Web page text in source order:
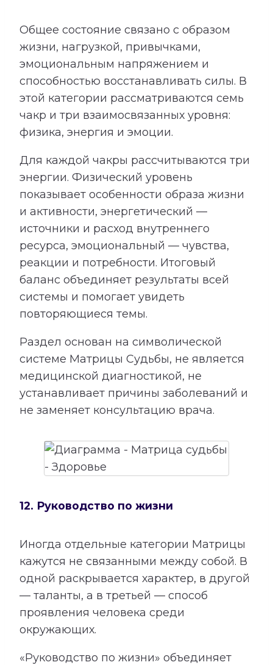
Общее состояние связано с образом
жизни, нагрузкой, привычками,
эмоциональным напряжением и
способностью восстанавливать силы. В
этой категории рассматриваются семь
чакр и три взаимосвязанных уровня:
физика, энергия и эмоции.
Для каждой чакры рассчитываются три
энергии. Физический уровень
показывает особенности образа жизни
и активности, энергетический —
источники и расход внутреннего
ресурса, эмоциональный — чувства,
реакции и потребности. Итоговый
баланс объединяет результаты всей
системы и помогает увидеть
повторяющиеся темы.
Раздел основан на символической
системе Матрицы Судьбы, не является
медицинской диагностикой, не
устанавливает причины заболеваний и
не заменяет консультацию врача.
12. Руководство по жизни
Иногда отдельные категории Матрицы
кажутся не связанными между собой. В
одной раскрывается характер, в другой
— таланты, а в третьей — способ
проявления человека среди
окружающих.
«Руководство по жизни» объединяет